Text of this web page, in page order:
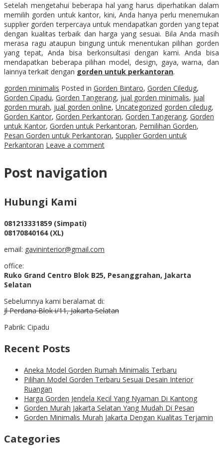
Setelah mengetahui beberapa hal yang harus diperhatikan dalam
memilih gorden untuk kantor, kini, Anda hanya perlu menemukan
supplier gorden terpercaya untuk mendapatkan gorden yang tepat
dengan kualitas terbaik dan harga yang sesuai. Bila Anda masih
merasa ragu ataupun bingung untuk menentukan pilihan gorden
yang tepat, Anda bisa berkonsultasi dengan kami. Anda bisa
mendapatkan beberapa pilihan model, design, gaya, warna, dan
lainnya terkait dengan gorden untuk perkantoran.
gorden minimalis Posted in Gorden Bintaro, Gorden Ciledug,
Gorden Cipadu, Gorden Tangerang, jual gorden minimalis, jual
gorden murah, jual gorden online, Uncategorized gorden ciledug,
Gorden Kantor, Gorden Perkantoran, Gorden Tangerang, Gorden
untuk Kantor, Gorden untuk Perkantoran, Pemilihan Gorden,
Pesan Gorden untuk Perkantoran, Supplier Gorden untuk
Perkantoran Leave a comment
Post navigation
Hubungi Kami
081213331859 (Simpati)
08170840164 (XL)
email: gavininterior@gmail.com
office:
Ruko Grand Centro Blok B25, Pesanggrahan, Jakarta
Selatan
Sebelumnya kami beralamat di:
Jl Perdana Blok i/11, Jakarta Selatan
Pabrik: Cipadu
Recent Posts
Aneka Model Gorden Rumah Minimalis Terbaru
Pilihan Model Gorden Terbaru Sesuai Desain Interior
Ruangan
Harga Gorden Jendela Kecil Yang Nyaman Di Kantong
Gorden Murah Jakarta Selatan Yang Mudah Di Pesan
Gorden Minimalis Murah Jakarta Dengan Kualitas Terjamin
Categories